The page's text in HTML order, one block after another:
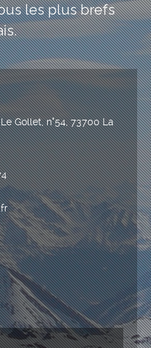
les plus brefs
Gollet, n°54, 73700 La